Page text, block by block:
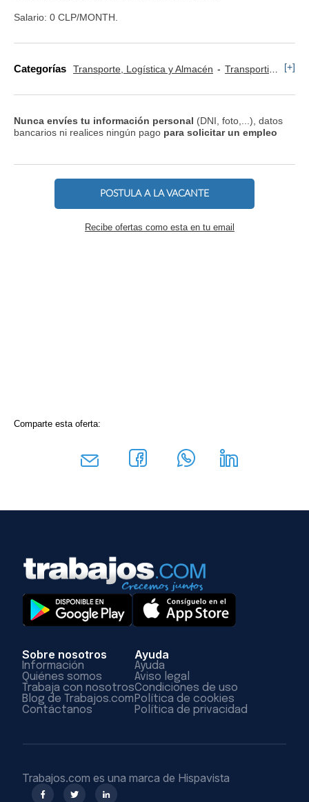
Salario: 0 CLP/MONTH.
Categorías Transporte, Logística y Almacén Transportista, Mensajero y Conductor [+]
Nunca envíes tu información personal (DNI, foto,...), datos
bancarios ni realices ningún pago para solicitar un empleo
POSTULA A LA VACANTE
Recibe ofertas como esta en tu email
Comparte esta oferta:
Sobre nosotros
Información
Quiénes somos
Trabaja con nosotros
Blog de Trabajos.com
Contáctanos
Ayuda
Ayuda
Aviso legal
Condiciones de uso
Política de cookies
Política de privacidad
Trabajos.com es una marca de Hispavista